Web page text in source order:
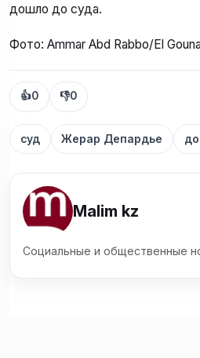
дошло до суда.
Фото: Ammar Abd Rabbo/El
👍0 👎0
суд Жерар Депардье
Malim kz
Социальные и общественные